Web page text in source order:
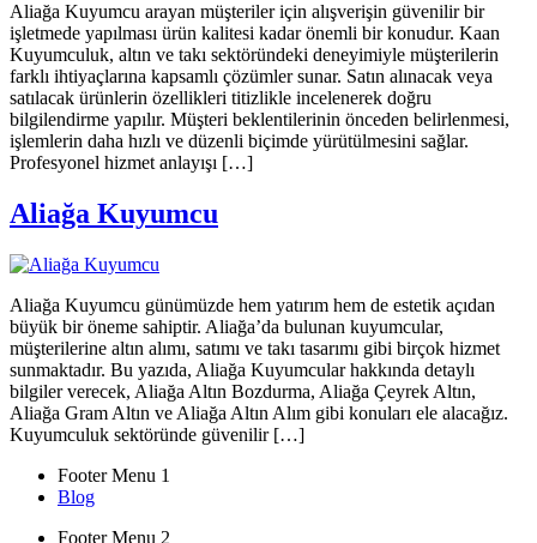
Aliağa Kuyumcu arayan müşteriler için alışverişin güvenilir bir
işletmede yapılması ürün kalitesi kadar önemli bir konudur. Kaan
Kuyumculuk, altın ve takı sektöründeki deneyimiyle müşterilerin
farklı ihtiyaçlarına kapsamlı çözümler sunar. Satın alınacak veya
satılacak ürünlerin özellikleri titizlikle incelenerek doğru
bilgilendirme yapılır. Müşteri beklentilerinin önceden belirlenmesi,
işlemlerin daha hızlı ve düzenli biçimde yürütülmesini sağlar.
Profesyonel hizmet anlayışı […]
Aliağa Kuyumcu
Aliağa Kuyumcu günümüzde hem yatırım hem de estetik açıdan
büyük bir öneme sahiptir. Aliağa’da bulunan kuyumcular,
müşterilerine altın alımı, satımı ve takı tasarımı gibi birçok hizmet
sunmaktadır. Bu yazıda, Aliağa Kuyumcular hakkında detaylı
bilgiler verecek, Aliağa Altın Bozdurma, Aliağa Çeyrek Altın,
Aliağa Gram Altın ve Aliağa Altın Alım gibi konuları ele alacağız.
Kuyumculuk sektöründe güvenilir […]
Footer Menu 1
Blog
Footer Menu 2